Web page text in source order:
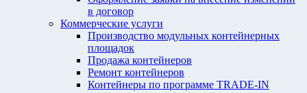
в договор
Коммерческие услуги
Производство модульных контейнерных
площадок
Продажа контейнеров
Ремонт контейнеров
Контейнеры по программе TRADE-IN